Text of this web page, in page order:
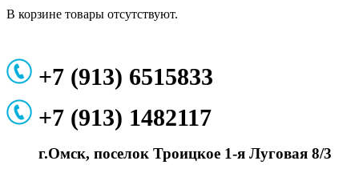
В корзине товары отсутствуют.
+7 (913) 6515833
+7 (913) 1482117
г.Омск, поселок Троицкое 1-я Луговая 8/3